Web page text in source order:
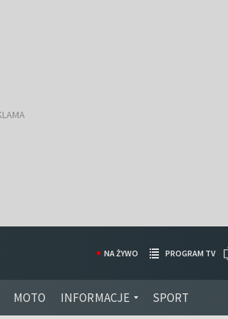
MOTO INFORMACJE SPORT
NA ŻYWO PROGRAM TV